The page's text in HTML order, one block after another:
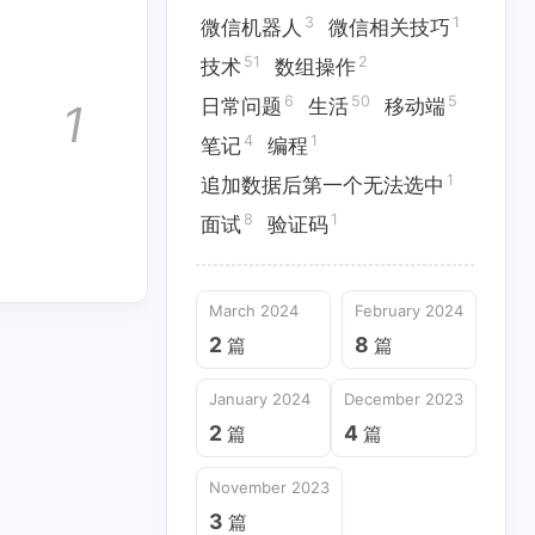
数组操作2
追加数据后第一个无法选中
December 2023
4篇
August 2023
3
1
微信机器人 3 微信相关技巧 1
技术 51 数组操作 2
日常问题 6 生活 50 移动端 5
笔记 4 编程 1
追加数据后第一个无法选中 1
面试 8 验证码 1
March 2024
2 篇
February 2024
8 篇
January 2024
2 篇
December 2023
4 篇
November 2023
3 篇